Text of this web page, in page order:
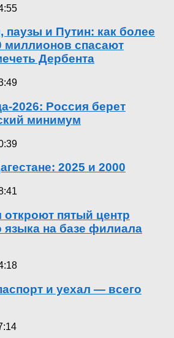
паузы и Путин: как более
миллионов спасают
Дербента
2026: Россия берет
минимум
2025 и 2000
откроют пятый центр
языка на базе филиала
и уехал — всего